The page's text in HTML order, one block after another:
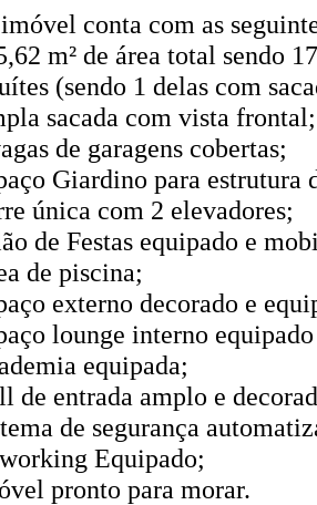
conta com as
m² de área total sendo
(sendo 1 delas com
sacada com vista frontal;
de garagens cobertas;
Giardino para estrutura
única com 2 elevadores;
de Festas equipado e
de piscina;
externo decorado e
lounge interno
equipada;
de entrada amplo e
de segurança
Equipado;
pronto para morar.